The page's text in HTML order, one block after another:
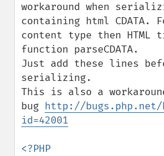
workaround when
containing html CDATA.
content type then HTML
function parseCDATA.
Just add these lines
serializing.
This is also a
bug http://bugs.php.net/
id=42001